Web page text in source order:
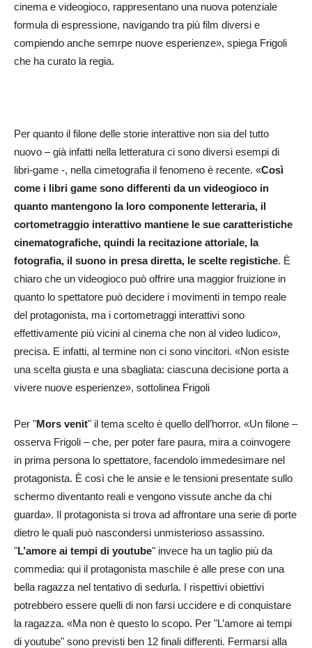
cinema e videogioco, rappresentano una nuova potenziale
formula di espressione, navigando tra più film diversi e
compiendo anche semrpe nuove esperienze», spiega Frigoli
che ha curato la regia.
Per quanto il filone delle storie interattive non sia del tutto
nuovo – già infatti nella letteratura ci sono diversi esempi di
libri-game -, nella cimetografia il fenomeno è recente. «Così
come i libri game sono differenti da un videogioco in
quanto mantengono la loro componente letteraria, il
cortometraggio interattivo mantiene le sue caratteristiche
cinematografiche, quindi la recitazione attoriale, la
fotografia, il suono in presa diretta, le scelte registiche. È
chiaro che un videogioco può offrire una maggior fruizione in
quanto lo spettatore può decidere i movimenti in tempo reale
del protagonista, ma i cortometraggi interattivi sono
effettivamente più vicini al cinema che non al video ludico»,
precisa. E infatti, al termine non ci sono vincitori. «Non esiste
una scelta giusta e una sbagliata: ciascuna decisione porta a
vivere nuove esperienze», sottolinea Frigoli
Per "Mors venit" il tema scelto è quello dell’horror. «Un filone –
osserva Frigoli – che, per poter fare paura, mira a coinvogere
in prima persona lo spettatore, facendolo immedesimare nel
protagonista. È così che le ansie e le tensioni presentate sullo
schermo diventanto reali e vengono vissute anche da chi
guarda». Il protagonista si trova ad affrontare una serie di porte
dietro le quali può nascondersi unmisterioso assassino.
"L’amore ai tempi di youtube" invece ha un taglio più da
commedia: qui il protagonista maschile è alle prese con una
bella ragazza nel tentativo di sedurla. I rispettivi obiettivi
potrebbero essere quelli di non farsi uccidere e di conquistare
la ragazza. «Ma non è questo lo scopo. Per "L’amore ai tempi
di youtube" sono previsti ben 12 finali differenti. Fermarsi alla